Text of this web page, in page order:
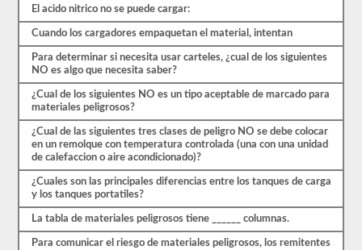
paso
para
respaldo.
tendrá
que
tomar
sus
huellas
digitales
y
aprobar
una
evaluación
amenazas
El acido nitrico no se puede cargar:
Cuando los cargadores empaquetan el material, intentan
Para determinar si necesita usar carteles, ¿cual de los siguientes
NO es algo que necesita saber?
¿Cual de los siguientes NO es un tipo aceptable de marcado para
materiales peligrosos?
¿Cual de las siguientes tres clases de peligro NO se debe colocar
en un remolque con temperatura controlada (una con una unidad
de calefaccion o aire acondicionado)?
¿Cuales son las principales diferencias entre los tanques de carga
y los tanques portatiles?
La tabla de materiales peligrosos tiene ______ columnas.
Para comunicar el riesgo de materiales peligrosos, los remitentes